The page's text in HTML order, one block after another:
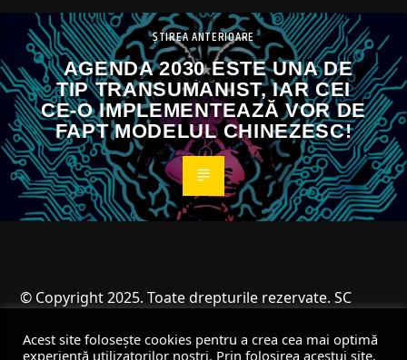
ȘTIREA ANTERIOARE
AGENDA 2030 ESTE UNA DE
TIP TRANSUMANIST, IAR CEI
CE-O IMPLEMENTEAZĂ VOR DE
FAPT MODELUL CHINEZESC!
© Copyright 2025. Toate drepturile rezervate. SC
Acest site folosește cookies pentru a crea cea mai optimă
experiență utilizatorilor noștri. Prin folosirea acestui site,